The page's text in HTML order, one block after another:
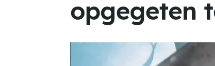
opgegeten